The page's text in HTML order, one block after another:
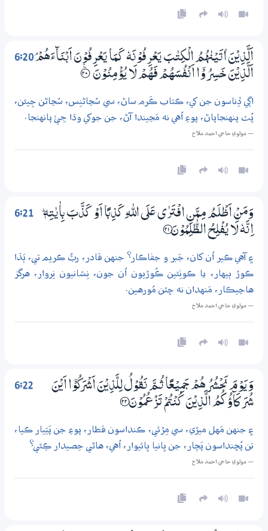
6:20 اَلَّذِيْنَ اٰتَيْنٰهُمُ الْكِتٰبَ يَعْرِفُوْنَهٗ كَـمَا يَعْرِفُوْنَ اَبْنَاۗءَهُمْ ۘ
اَلَّذِيْنَ خَسِرُوْٓا اَنْفُسَهُمْ فَهُمْ لَا يُؤْمِنُوْنَ ؀ۧ20
اڳي ڏِناسون جن کي، ڪتاب ڪَرم ساڻ، سي سُڃاڻنِس، سُڃاڻن جِيئن،
پُٽ پنهنجاپاڻ، پوءِ اُهي نه مَڃيندا آڻ، جن جوکي وڌا جِئ پانهنجا.
— مولوي حاجي احمد ملاح
6:21
وَمَنْ اَظْلَمُ مِـمَّنِ افْتَرٰي عَلَي اللّٰهِ كَذِبًا اَوْ كَذَّبَ بِاٰيٰتِهٖ ۭ
اِنَّهٗ لَا يُفْلِحُ الظّٰلِمُوْنَ ؀21
۽ آهي ڪير اُن کان، جَبر و جفاڪار؟ جنهن قادر، ربُّ ڪريم تي، ٻَڌا
ڪوڙ ٻيهار، يا ڪوٺِئين ڪُوڙيون اُن جون، نِشانيون نِروار، هرگز
هاڃيڪار، مَنهدان نه ڇٽن مُورهين.
— مولوي حاجي احمد ملاح
6:22
وَيَوْمَ نَحْشُرُهُمْ جَمِيْعًا ثُـمَّ نَقُوْلُ لِلَّذِيْنَ اَشْرَكُوْٓا اَيْنَ
شُرَكَاۗؤُكُمُ الَّذِيْنَ كُنْتُمْ تَزْعُمُوْنَ ؀22
۽ جنهن مَهل ميڙي، سي مِڙئي، ڪنداسون قطار، پوءِ جن پَتِيار ڪيا،
تن پُڇنداسون پَچار، جن ڀانيا ڀائيوار، اُهي، هاڻي حِصيدار ڪِٿي؟
— مولوي حاجي احمد ملاح